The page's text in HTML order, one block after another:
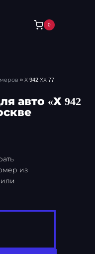
0
» Х 942 ХХ 77
авто «Х 942
из
или